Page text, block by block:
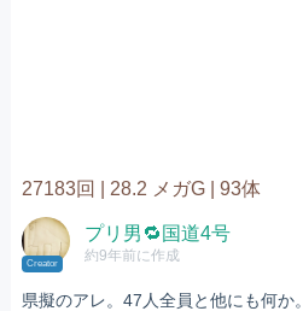
27183回 | 28.2 メガG | 93体
Creator
プリ男🔁国道4号
約9年前に作成
県擬のアレ。47人全員と他にも何か。